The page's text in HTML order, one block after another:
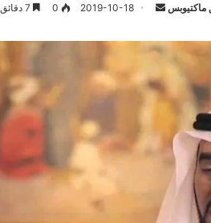
ماكتيوبس
أرسل
إلكترونيا
2019-10-18
0